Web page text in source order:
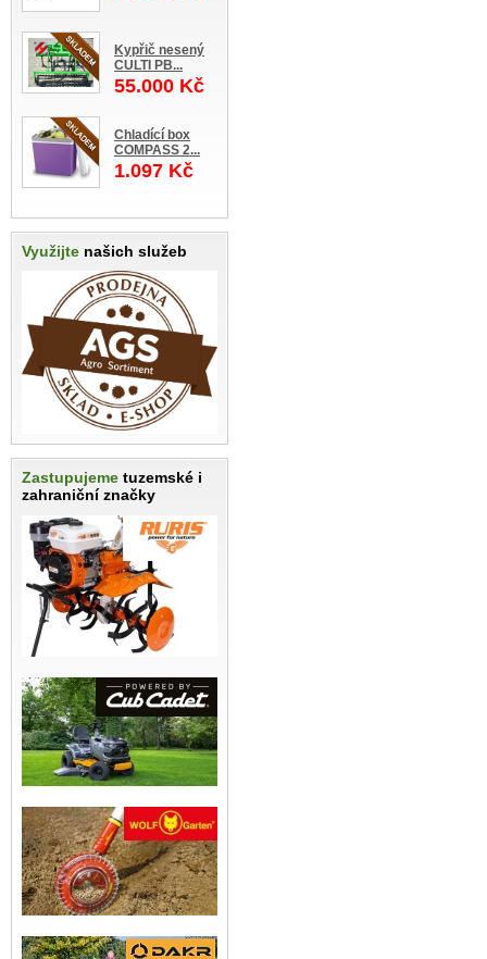
Kypřič nesený
CULTI PB...
55.000 Kč
Chladící box
COMPASS 2...
1.097 Kč
Využijte našich služeb
Zastupujeme tuzemské i
zahraniční značky